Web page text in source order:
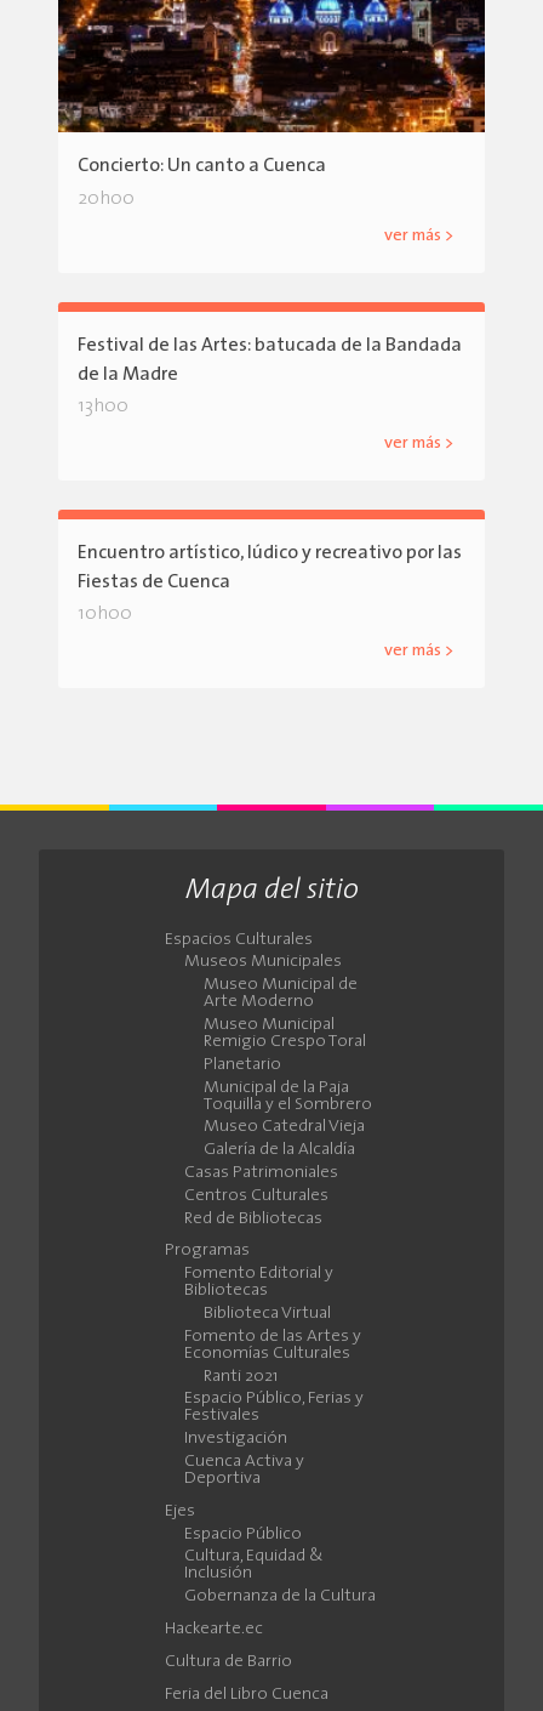
Concierto: Un canto a Cuenca
20h00
ver más >
Festival de las Artes: batucada de la Bandada
de la Madre
13h00
ver más >
Encuentro artístico, lúdico y recreativo por las
Fiestas de Cuenca
10h00
ver más >
Mapa del sitio
Espacios Culturales
Museos Municipales
Museo Municipal de
Arte Moderno
Museo Municipal
Remigio Crespo Toral
Planetario
Municipal de la Paja
Toquilla y el Sombrero
Museo Catedral Vieja
Galería de la Alcaldía
Casas Patrimoniales
Centros Culturales
Red de Bibliotecas
Programas
Fomento Editorial y
Bibliotecas
Biblioteca Virtual
Fomento de las Artes y
Economías Culturales
Ranti 2021
Espacio Público, Ferias y
Festivales
Investigación
Cuenca Activa y
Deportiva
Ejes
Espacio Público
Cultura, Equidad &
Inclusión
Gobernanza de la Cultura
Hackearte.ec
Cultura de Barrio
Feria del Libro Cuenca